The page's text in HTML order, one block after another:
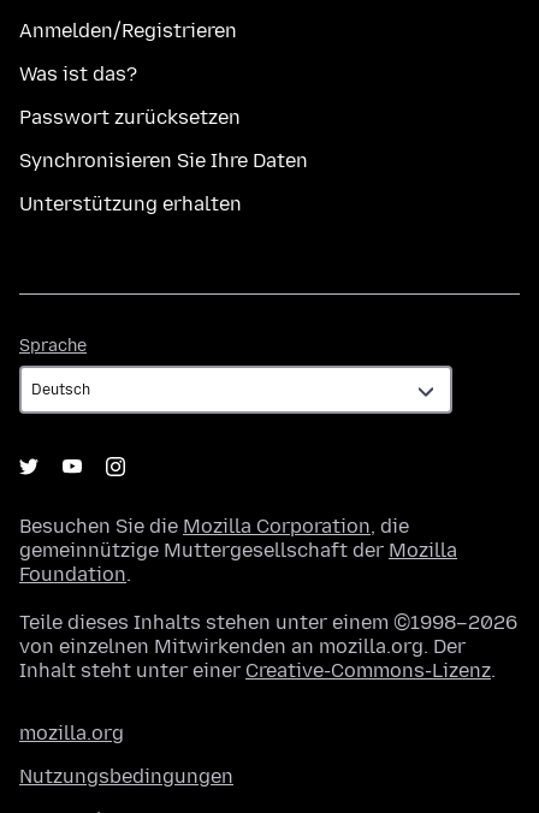
Anmelden/Registrieren
Was ist das?
Passwort zurücksetzen
Synchronisieren Sie Ihre Daten
Unterstützung erhalten
Sprache
Besuchen Sie die Mozilla Corporation, die
gemeinnützige Muttergesellschaft der Mozilla
Foundation.
Teile dieses Inhalts stehen unter einem ©1998–2026
von einzelnen Mitwirkenden an mozilla.org. Der
Inhalt steht unter einer Creative-Commons-Lizenz.
mozilla.org
Nutzungsbedingungen